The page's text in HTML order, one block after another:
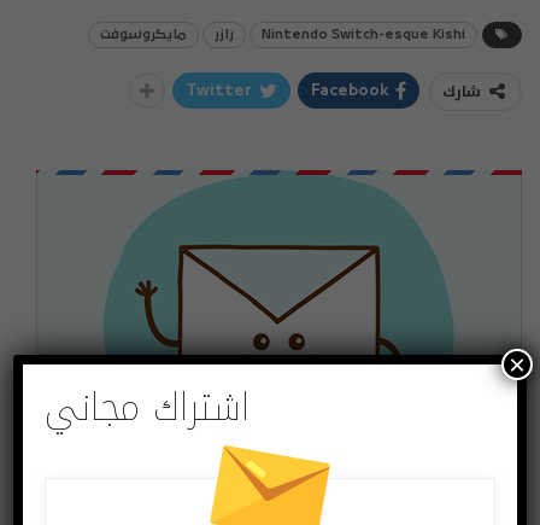
Nintendo Switch-esque Kishi رازر مايكروسوفت
شارك Facebook
Twitter
اشتراك مجاني
×